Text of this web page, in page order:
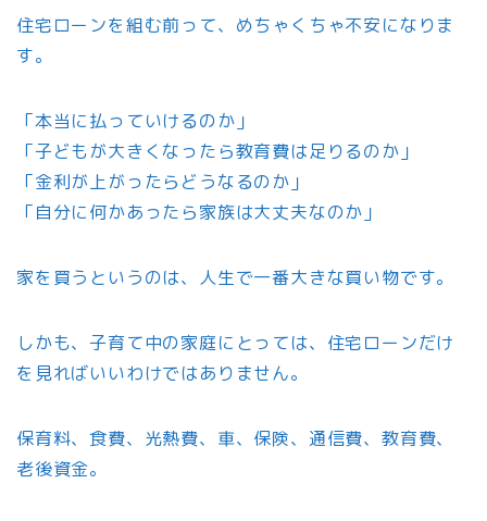
住宅ローンを組む前って、めちゃくちゃ不安になりま
す。
「本当に払っていけるのか」
「子どもが大きくなったら教育費は足りるのか」
「金利が上がったらどうなるのか」
「自分に何かあったら家族は大丈夫なのか」
家を買うというのは、人生で一番大きな買い物です。
しかも、子育て中の家庭にとっては、住宅ローンだけ
を見ればいいわけではありません。
保育料、食費、光熱費、車、保険、通信費、教育費、
老後資金。